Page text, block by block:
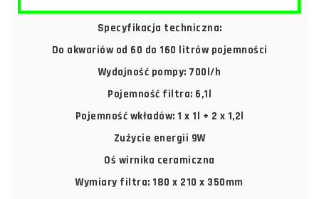
Specyfikacja techniczna:
Do akwariów od 60 do 160 litrów pojemności
Wydajność pompy: 700l/h
Pojemność filtra: 6,1l
Pojemność wkładów: 1 x 1l + 2 x 1,2l
Zużycie energii 9W
Oś wirnika ceramiczna
Wymiary filtra: 180 x 210 x 350mm